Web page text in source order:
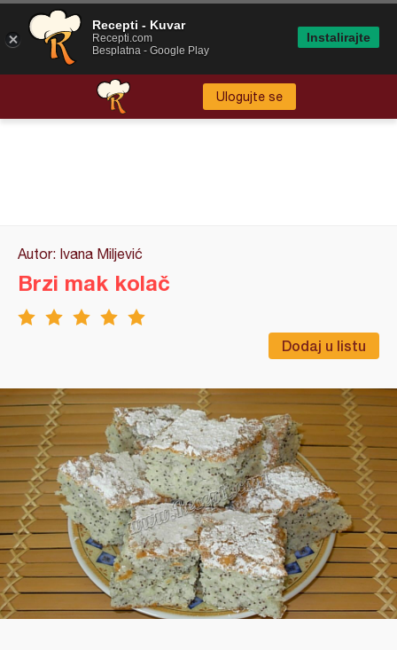
Ulogujte se
Autor: Ivana Miljević
Dodaj u listu
Brzi mak kolač
Recepti - Kuvar
Recepti.com
Besplatna - Google Play
Instalirajte